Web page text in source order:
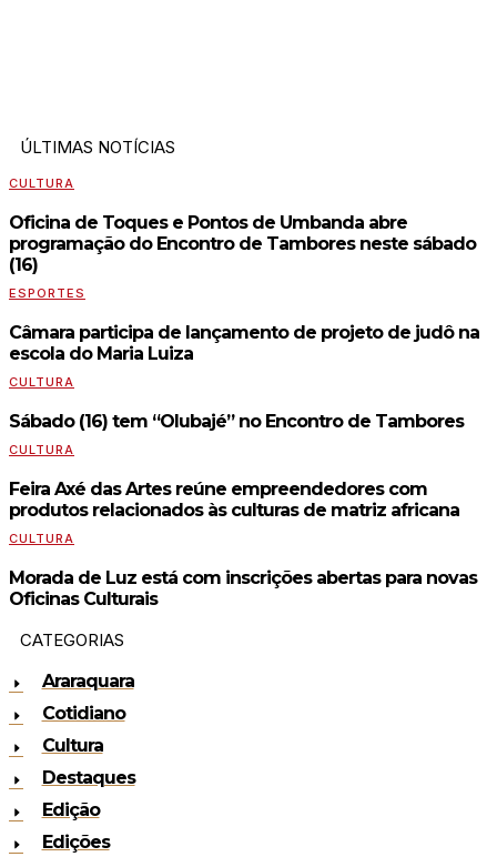
ÚLTIMAS NOTÍCIAS
CULTURA
Oficina de Toques e Pontos de Umbanda abre
programação do Encontro de Tambores neste sábado
(16)
ESPORTES
Câmara participa de lançamento de projeto de judô na
escola do Maria Luiza
CULTURA
Sábado (16) tem “Olubajé” no Encontro de Tambores
CULTURA
Feira Axé das Artes reúne empreendedores com
produtos relacionados às culturas de matriz africana
CULTURA
Morada de Luz está com inscrições abertas para novas
Oficinas Culturais
CATEGORIAS
Araraquara
Cotidiano
Cultura
Destaques
Edição
Edições